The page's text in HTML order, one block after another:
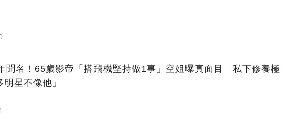
聞名！65歲影帝「搭飛機堅持做1事」空姐曝真面目 私下修養極
明星不像他」